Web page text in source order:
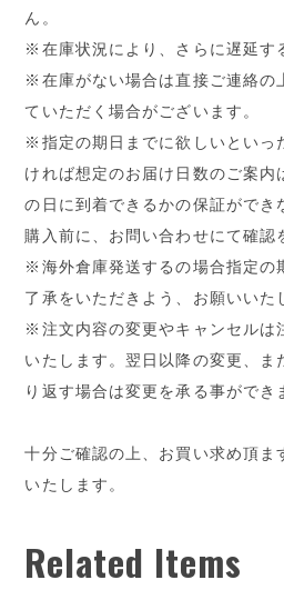
ん。
※在庫状況により、さらに遅延す
※在庫がない場合は直接ご連絡の
ていただく場合がございます。
※指定の期日までに欲しいといっ
ければ想定のお届け日数のご案内
の日に到着できるかの保証ができ
購入前に、お問い合わせにて確認
※海外倉庫発送するの場合指定の
了承をいただきよう、お願いいた
※注文内容の変更やキャンセルは
いたします。翌日以降の変更、ま
り返す場合は変更を承る事ができ
十分ご確認の上、お買い求め頂ま
いたします。
Related Items